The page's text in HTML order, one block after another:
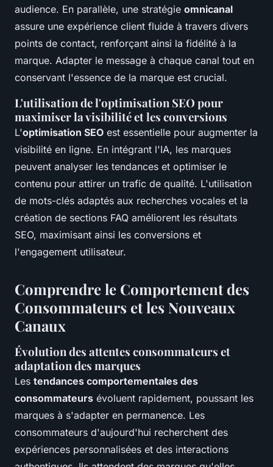
audience. En parallèle, une stratégie omnicanal
assure une expérience client fluide à travers divers
points de contact, renforçant ainsi la fidélité à la
marque. Adapter le message à chaque canal tout en
conservant l'essence de la marque est crucial.
L'utilisation de l'optimisation SEO pour
maximiser la visibilité et les conversions
L'optimisation SEO est essentielle pour augmenter la
visibilité en ligne. En intégrant l'IA, les marques
peuvent analyser les tendances et optimiser le
contenu pour attirer un trafic de qualité. L'utilisation
de mots-clés adaptés aux recherches vocales et la
création de sections FAQ améliorent les résultats
SEO, maximisant ainsi les conversions et
l'engagement utilisateur.
Comprendre le Comportement des
Consommateurs et les Nouveaux
Canaux
Évolution des attentes consommateurs et
adaptation des marques
Les tendances comportementales des
consommateurs évoluent rapidement, poussant les
marques à s'adapter en permanence. Les
consommateurs d'aujourd'hui recherchent des
expériences personnalisées et des interactions